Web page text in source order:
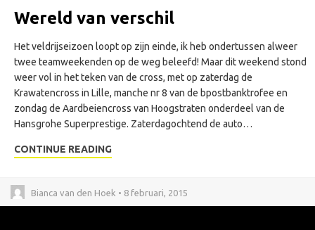
Wereld van verschil
Het veldrijseizoen loopt op zijn einde, ik heb ondertussen alweer
twee teamweekenden op de weg beleefd! Maar dit weekend stond
weer vol in het teken van de cross, met op zaterdag de
Krawatencross in Lille, manche nr 8 van de bpostbanktrofee en
zondag de Aardbeiencross van Hoogstraten onderdeel van de
Hansgrohe Superprestige. Zaterdagochtend de auto…
CONTINUE READING
Bianca van den Hoek • 8 februari, 2015